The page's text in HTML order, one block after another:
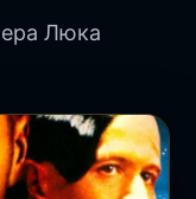
Люка